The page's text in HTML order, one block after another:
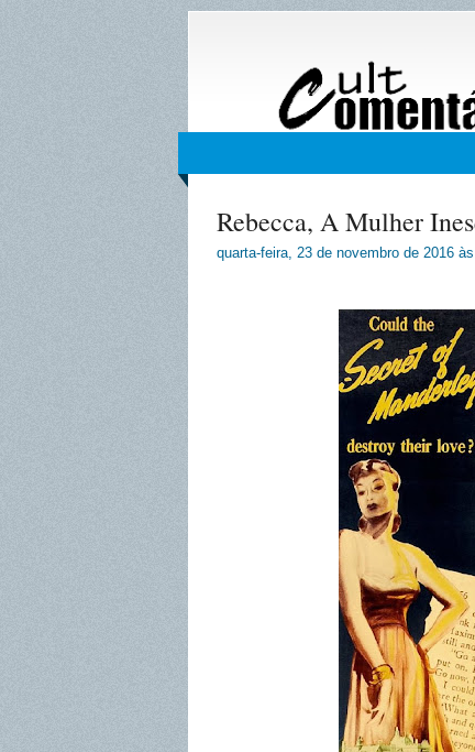
Rebecca, A Mulher
quarta-feira, 23 de novembro de 2016 às